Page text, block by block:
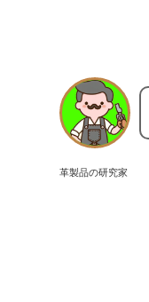
革製品の研究家